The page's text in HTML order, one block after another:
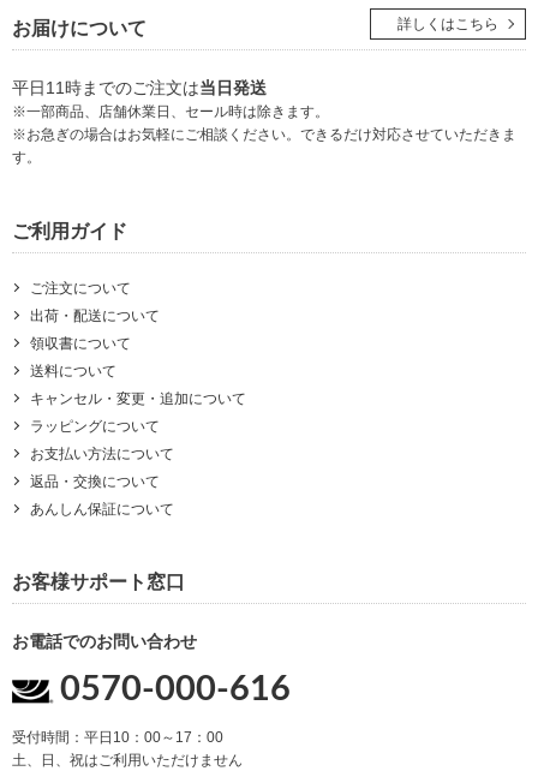
お届けについて
平日11時までのご注文は当日発送
※一部商品、店舗休業日、セール時は除きます。
※お急ぎの場合はお気軽にご相談ください。できるだけ対応させていただきま
す。
詳しくはこちら
ご利用ガイド
ご注文について
出荷・配送について
領収書について
送料について
キャンセル・変更・追加について
ラッピングについて
お支払い方法について
返品・交換について
あんしん保証について
お客様サポート窓口
お電話でのお問い合わせ
0570-000-616
受付時間：平日10：00～17：00
土、日、祝はご利用いただけません